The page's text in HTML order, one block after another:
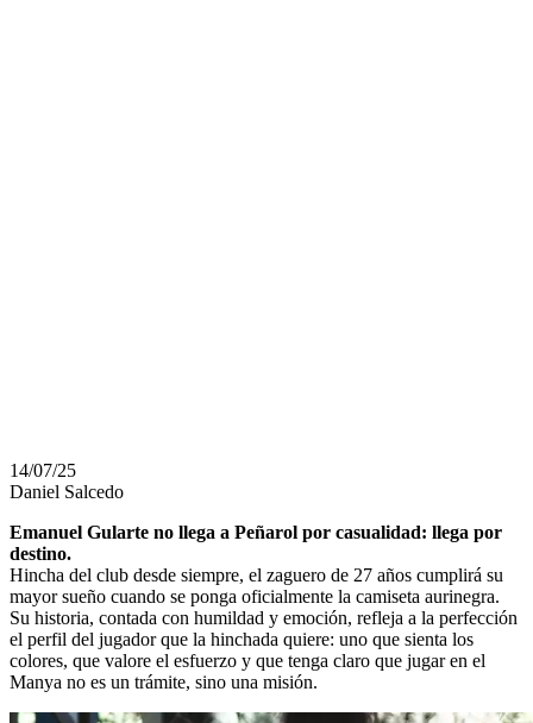
14/07/25
Daniel Salcedo
Emanuel Gularte no llega a Peñarol por casualidad: llega por
destino.
Hincha del club desde siempre, el zaguero de 27 años cumplirá su
mayor sueño cuando se ponga oficialmente la camiseta aurinegra.
Su historia, contada con humildad y emoción, refleja a la perfección
el perfil del jugador que la hinchada quiere: uno que sienta los
colores, que valore el esfuerzo y que tenga claro que jugar en el
Manya no es un trámite, sino una misión.